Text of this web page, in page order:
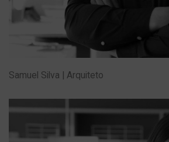
Samuel Silva | Arquiteto